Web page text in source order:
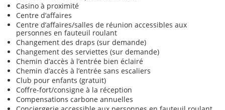
Casino à proximité
Centre d’affaires
Centre d’affaires/salles de réunion accessibles aux
personnes en fauteuil roulant
Changement des draps (sur demande)
Changement des serviettes (sur demande)
Chemin d’accès à l’entrée bien éclairé
Chemin d’accès à l’entrée sans escaliers
Club pour enfants (gratuit)
Coffre-fort/consigne à la réception
Compensations carbone annuelles